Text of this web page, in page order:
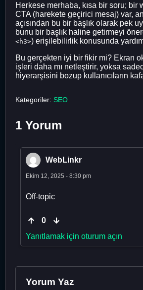
Herkese merhaba, kısa bir soru; bir
CTA (harekete geçirici mesaj) var,
açısından bu bir başlık olarak pek
bunu bir başlık haline getirmeyi
<h3>) erişilebilirlik konusunda
Bu gerçekten iyi bir fikir mi? Ekran
işleri daha mı netleştirir, yoksa
hiyerarşisini bozup kullanıcıların
Kategoriler: SEO
1 Yorum
WebLinkr
Ekim 12, 2025 - 8:30 pm
Off-topic
0
Yanıtlamak için oturum açın
Yorum Yaz